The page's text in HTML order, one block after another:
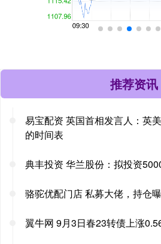
推荐资讯
易宝配资 英国首相发言人：英
的时间表
典丰投资 华兰股份：拟投资
骆驼优配门店 私募大佬，持仓曝
翼牛网 9月3日春23转债上涨